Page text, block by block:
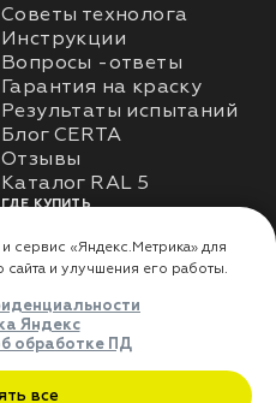
Советы технолога
Инструкции
Вопросы -ответы
Гарантия на краску
Результаты испытаний
Блог CERTA
Отзывы
Каталог RAL 5
ГДЕ КУПИТЬ
Доставка
Где купить